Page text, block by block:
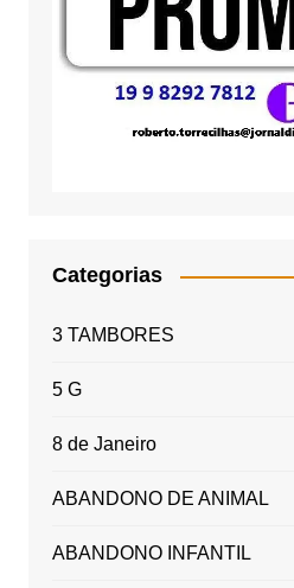
Categorias
3 TAMBORES
5 G
8 de Janeiro
ABANDONO DE ANIMAL
ABANDONO INFANTIL